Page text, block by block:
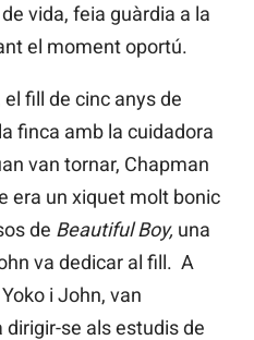
vida, feia guàrdia a la
el moment oportú.
fill de cinc anys de
finca amb la cuidadora
van tornar, Chapman
era un xiquet molt bonic
de Beautiful Boy, una
va dedicar al fill. A
i John, van
dirigir-se als estudis de